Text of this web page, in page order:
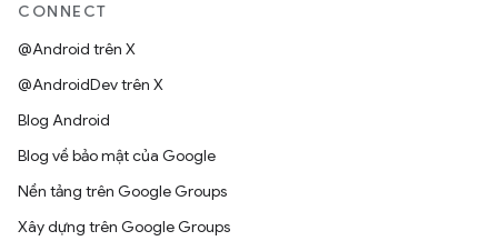
CONNECT
@Android trên X
@AndroidDev trên X
Blog Android
Blog về bảo mật của Google
Nền tảng trên Google Groups
Xây dựng trên Google Groups